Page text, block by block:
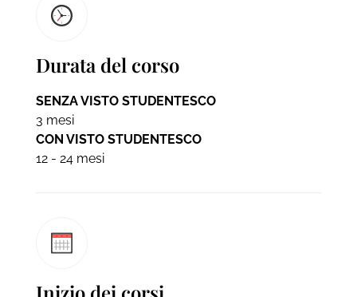
Durata del corso
SENZA VISTO STUDENTESCO
3 mesi
CON VISTO STUDENTESCO
12 - 24 mesi